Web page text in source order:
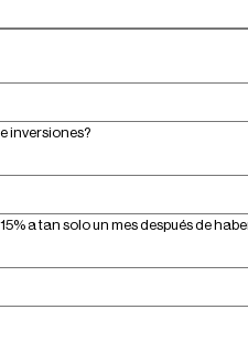
inversiones?
a tan solo un mes después de